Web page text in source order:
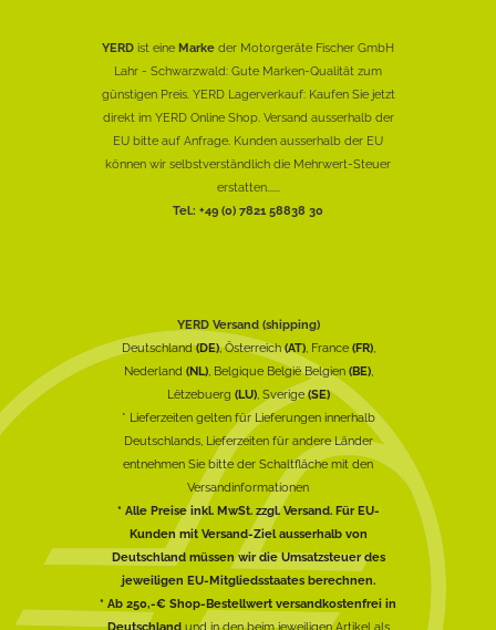
YERD ist eine Marke der Motorgeräte Fischer GmbH
Lahr - Schwarzwald: Gute Marken-Qualität zum
günstigen Preis. YERD Lagerverkauf: Kaufen Sie jetzt
direkt im YERD Online Shop. Versand ausserhalb der
EU bitte auf Anfrage. Kunden ausserhalb der EU
können wir selbstverständlich die Mehrwert-Steuer
erstatten......
Tel.: +49 (0) 7821 58838 30
YERD Versand (shipping)
Deutschland(DE), Österreich(AT), France (FR),
Nederland (NL), Belgique België Belgien (BE),
Lëtzebuerg (LU), Sverige(SE)
* Lieferzeiten gelten für Lieferungen innerhalb
Deutschlands, Lieferzeiten für andere Länder
entnehmen Sie bitte der Schaltfläche mit den
Versandinformationen
* Alle Preise inkl. MwSt. zzgl. Versand. Für EU-
Kunden mit Versand-Ziel ausserhalb von
Deutschland müssen wir die Umsatzsteuer des
jeweiligen EU-Mitgliedsstaates berechnen.
* Ab 250,-€ Shop-Bestellwert versandkostenfrei in
Deutschlandund in den beim jeweiligen Artikel als